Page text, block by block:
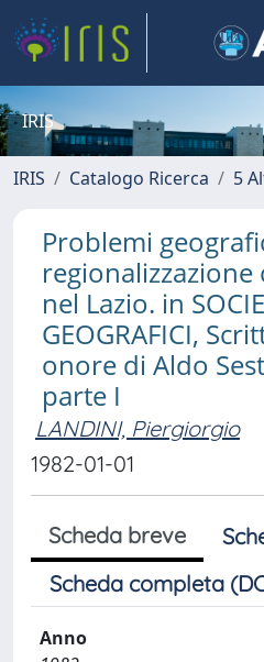
IRIS
IRIS Catalogo Ricerca 5
Problemi
nel Lazio. in
GEOGRAFICI,
onore di Aldo
parte I
LANDINI, Piergiorgio
1982-01-01
Scheda breve
Scheda completa
Anno